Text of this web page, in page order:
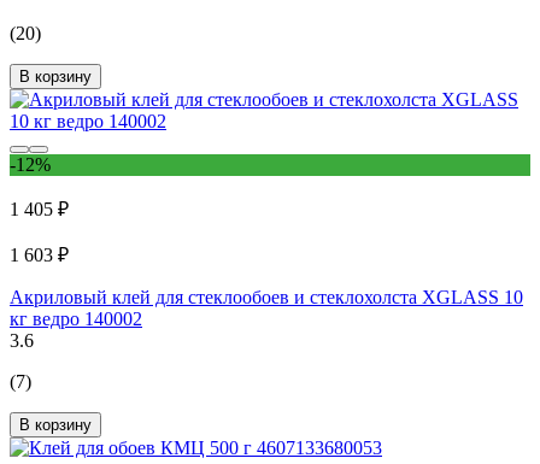
(20)
В корзину
-12%
1 405 ₽
1 603 ₽
Акриловый клей для стеклообоев и стеклохолста XGLASS 10
кг ведро 140002
3.6
(7)
В корзину